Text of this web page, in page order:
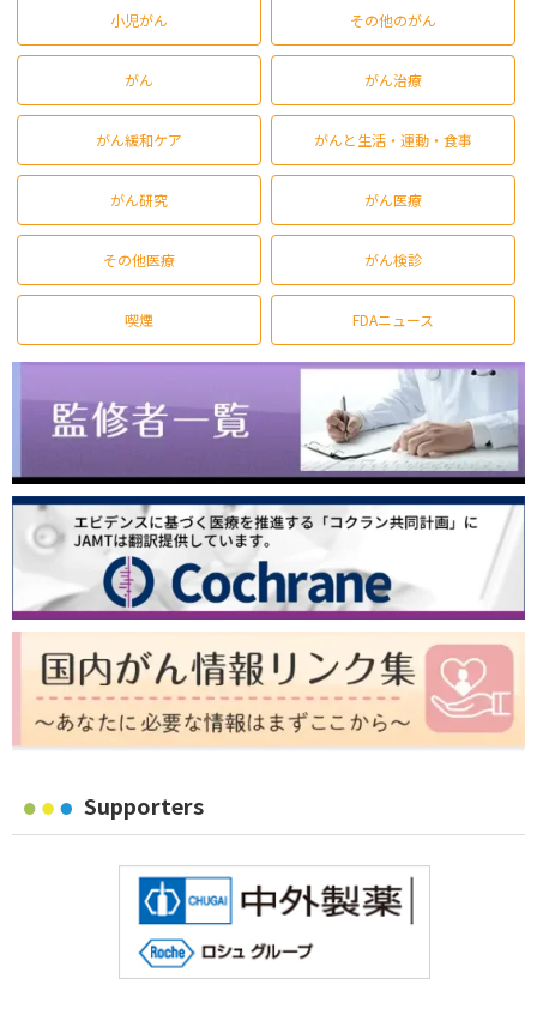
小児がん その他のがん
がん がん治療
がん緩和ケア がんと生活・運動・食事
がん研究 がん医療
その他医療 がん検診
喫煙 FDAニュース
Supporters